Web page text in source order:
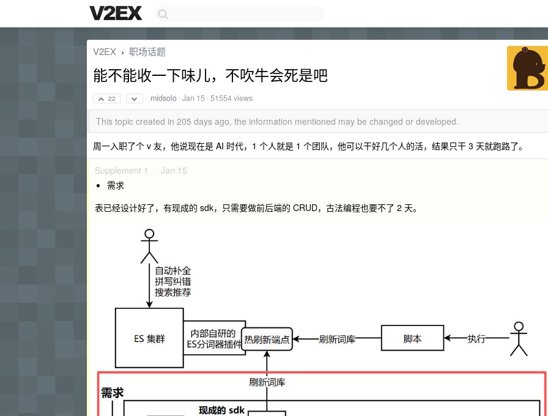
V2EX › 职场话题
能不能收一下味儿，不吹牛会死是吧
22 midsolo ·Jan 15 · 51554 views
This topic created in 205 days ago, the information mentioned may be changed or developed.
周一入职了个 v 友，他说现在是 AI 时代，1 个人就是 1 个团队，他可以干好几个人的活，结果只干 3 天就跑路了。
Supplement 1 · Jan 15
需求
表已经设计好了，有现成的 sdk，只需要做前后端的 CRUD，古法编程也要不了 2 天。